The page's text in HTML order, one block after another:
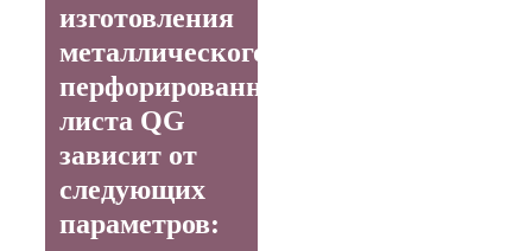
изготовления
металлического
перфорированного
листа QG
зависит от
следующих
параметров: